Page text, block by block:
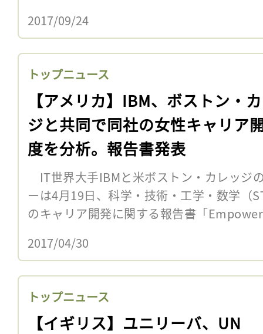
2017/09/24
トップニュース
【アメリカ】IBM、ボストン・
ジと共同で同社の女性キャリア
度を分析。報告書発表
IT世界大手IBMと米ボストン・カレッジ
ーは4月19日、科学・技術・工学・数学（
のキャリア開発に関する報告書「
2017/04/30
トップニュース
【イギリス】ユニリーバ、UN